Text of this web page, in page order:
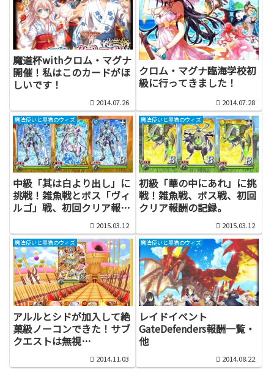
魔道杯withクロム・マグナ
開催！私はこのカードがほ
しいです！
2014.07.26
クロム・マグナ臨海学校初
級に行ってきました！
2014.07.28
魔法使いと黒猫のウィズ
中級「其は白より出し」に
挑戦！雑魚戦とボス「ヴィ
ルゴ」戦、初回クリア報酬
2015.03.12
魔法使いと黒猫のウィズ
初級「華の中にあれ」に挑
戦！雑魚戦、ボス戦、初回
クリア報酬の記録。
2015.03.12
魔法使いと黒猫のウィズ
アルルとシドが加入して絶
菓級ノーコンできた！サブ
クエストは無視…
2014.11.03
魔法使いと黒猫のウィズ
レイドイベント
GateDefenders報酬一覧・
他
2014.08.22